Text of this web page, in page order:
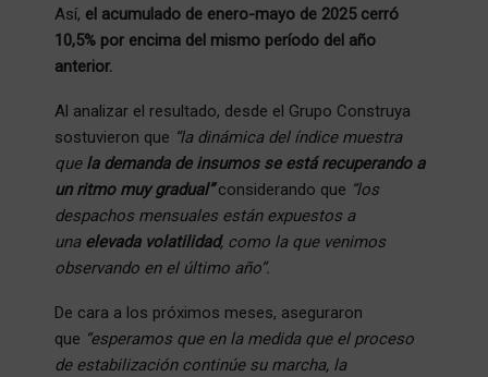
Así, el acumulado de enero-mayo de 2025 cerró
10,5% por encima del mismo período del año
anterior.
Al analizar el resultado, desde el Grupo Construya
sostuvieron que “la dinámica del índice muestra
que la demanda de insumos se está recuperando a
un ritmo muy gradual” considerando que “los
despachos mensuales están expuestos a
una elevada volatilidad, como la que venimos
observando en el último año”.
De cara a los próximos meses, aseguraron
que “esperamos que en la medida que el proceso
de estabilización continúe su marcha, la